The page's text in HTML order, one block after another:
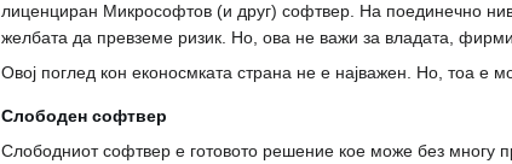
лиценциран Микрософтов (и друг) софтвер. На поединечно
желбата да превземе ризик. Но, ова не важи за владата,
Овој поглед кон еконосмката страна не е најважен. Но, тоа
Слободен софтвер
Слободниот софтвер е готовото решение кое може без